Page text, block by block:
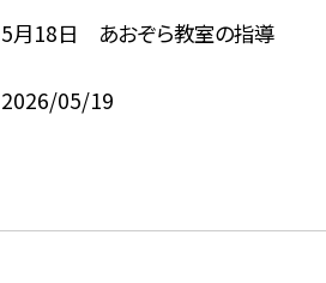
5月18日 あおぞら教室の指導
2026/05/19